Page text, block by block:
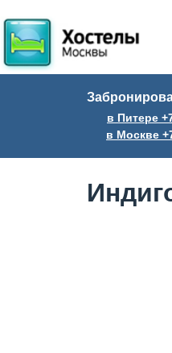
в Питере
в Москве